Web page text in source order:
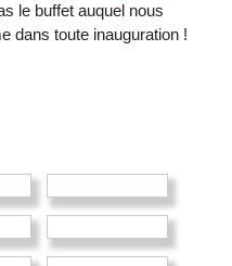
le buffet auquel nous
dans toute inauguration !